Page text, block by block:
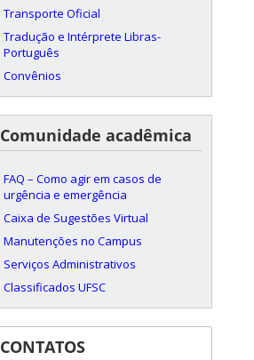
Transporte Oficial
Tradução e Intérprete Libras-
Português
Convênios
Comunidade acadêmica
FAQ – Como agir em casos de
urgência e emergência
Caixa de Sugestões Virtual
Manutenções no Campus
Serviços Administrativos
Classificados UFSC
CONTATOS